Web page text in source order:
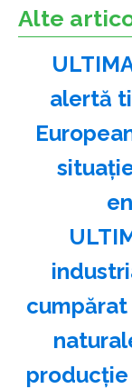
Alte
alertă
cumpărat
producție